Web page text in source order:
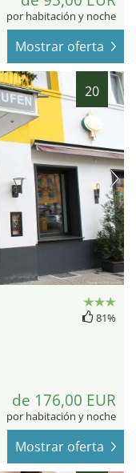
por habitación y noche
Mostrar oferta
20
81%
de 176,00 EUR
por habitación y noche
Mostrar oferta